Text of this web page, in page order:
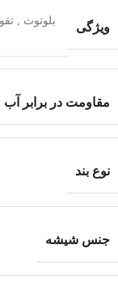
ویژگی بلوتوث
مقاومت در برابر آب
نوع بند
جنس شیشه